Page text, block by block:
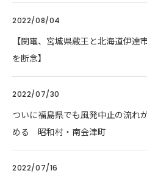
2022/08/04
【関電、宮城県蔵王と北海道伊
を断念】
2022/07/30
ついに福島県でも風発中止の流
める 昭和村・南会津町
2022/07/16